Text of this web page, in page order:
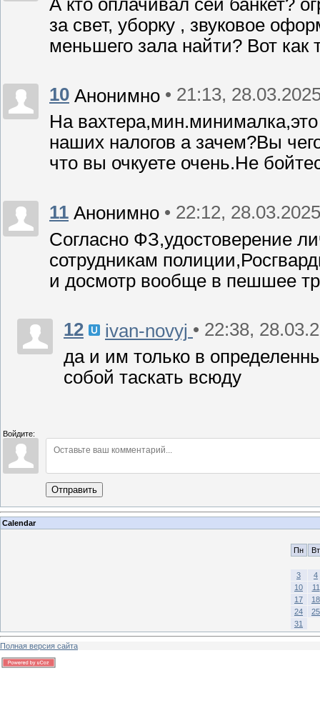
А кто оплачивал сей банкет?
за свет, уборку , звуковое
меньшего зала найти? Вот
10 Анонимно • 21:13,
На
наших налогов а зачем?Вы
что вы очкуете очень.Не
11 Анонимно • 22:12, 28.03.2025
Согласно ФЗ,удостоверение
сотрудникам
и досмотр вообще в пешшее
12 ivan-novyj • 22:38,
да и им только в
собой таскать всюду
Войдите:
Отправить
Calendar
Пн Вт
3
4
10
11
17
18
24
25
31
Полная версия сайта